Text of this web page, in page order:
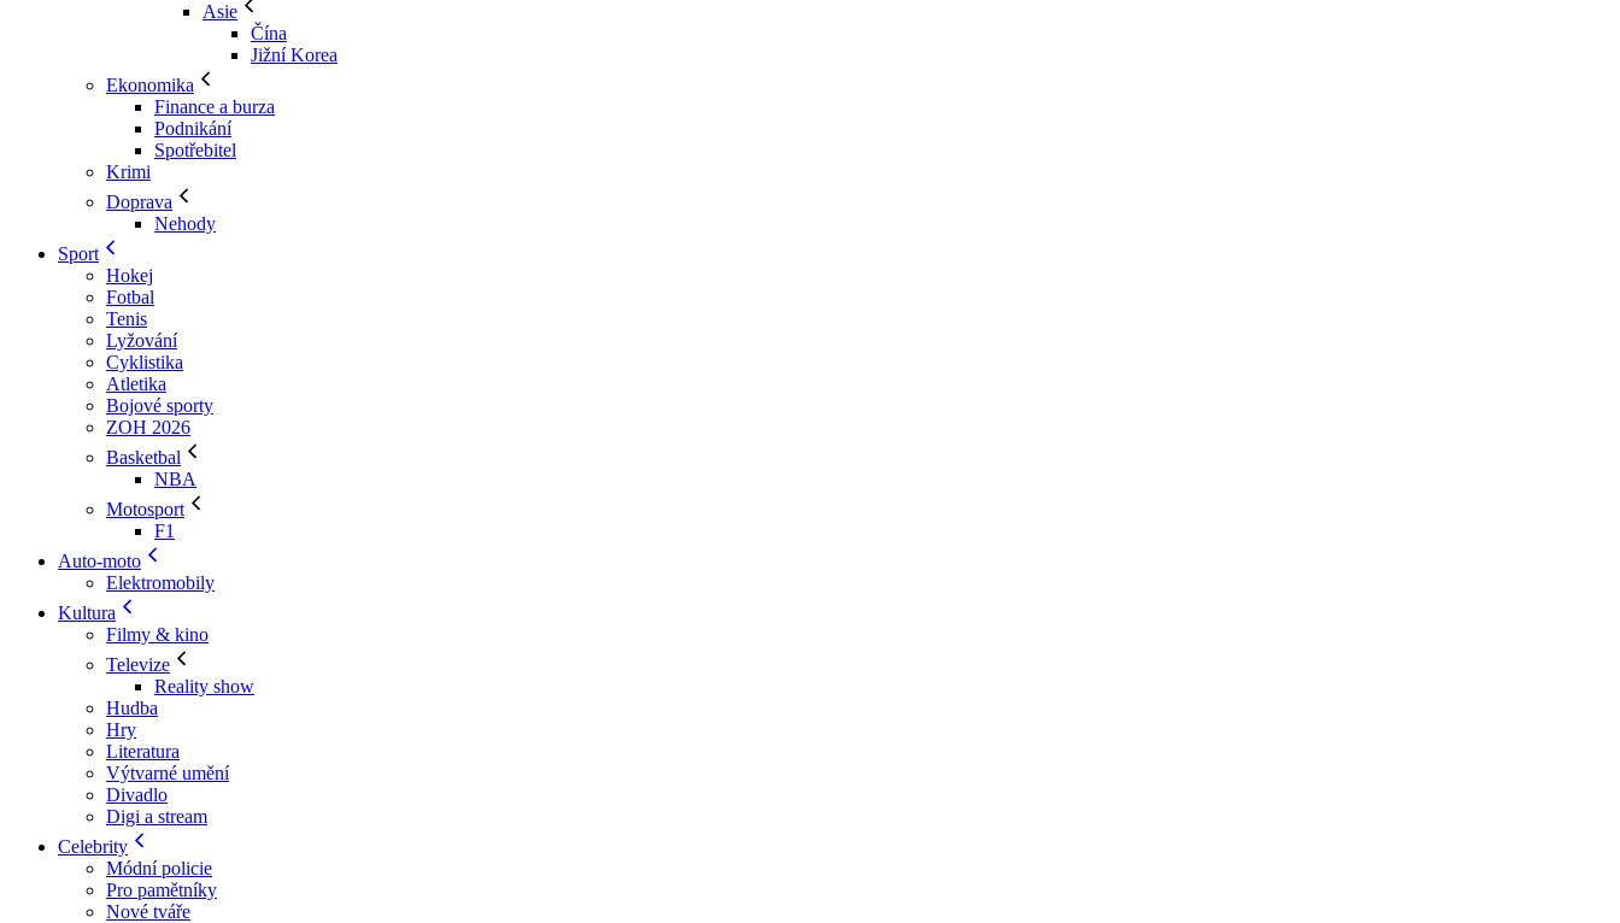
Asie
Čína
Jižní Korea
Ekonomika
Finance a burza
Podnikání
Spotřebitel
Krimi
Doprava
Nehody
Sport
Hokej
Fotbal
Tenis
Lyžování
Cyklistika
Atletika
Bojové sporty
ZOH 2026
Basketbal
NBA
Motosport
F1
Auto-moto
Elektromobily
Kultura
Filmy & kino
Televize
Reality show
Hudba
Hry
Literatura
Výtvarné umění
Divadlo
Digi a stream
Celebrity
Módní policie
Pro pamětníky
Nové tváře